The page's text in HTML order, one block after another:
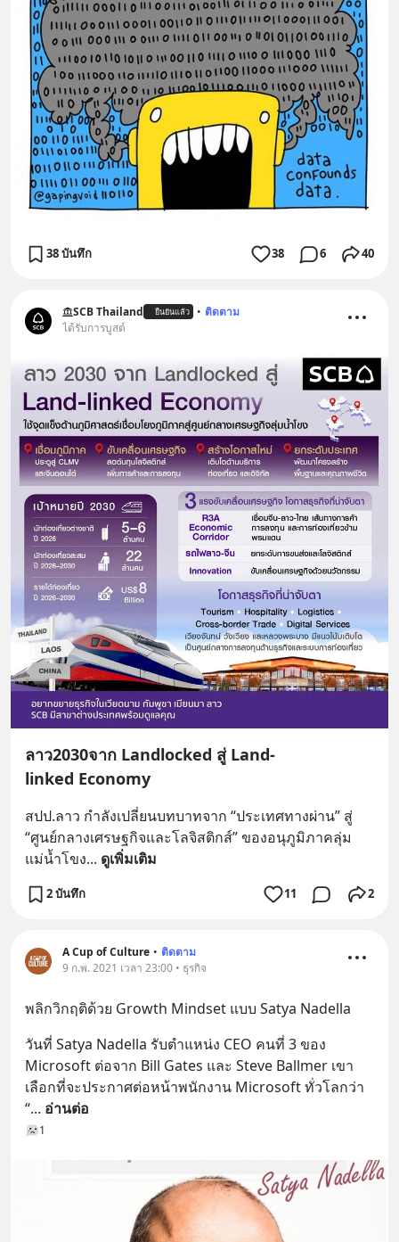
38 บันทึก 38 6 40
SCB Thailand ยืนยันแล้ว • ติดตาม
ได้รับการบูสต์
ลาว2030จาก Landlocked สู่ Land-
linked Economy
สปป.ลาว กำลังเปลี่ยนบทบาทจาก “ประเทศทางผ่าน” สู่
“ศูนย์กลางเศรษฐกิจและโลจิสติกส์” ของอนุภูมิภาคลุ่ม
แม่น้ำโขง... ดูเพิ่มเติม
2 บันทึก 11 2
A Cup of Culture • ติดตาม
9 ก.พ. 2021 เวลา 23:00 • ธุรกิจ
พลิกวิกฤติด้วย Growth Mindset แบบ Satya Nadella
วันที่ Satya Nadella รับตำแหน่ง CEO คนที่ 3 ของ
Microsoft ต่อจาก Bill Gates และ Steve Ballmer เขา
เลือกที่จะประกาศต่อหน้าพนักงาน Microsoft ทั่วโลกว่า
“... อ่านต่อ
1